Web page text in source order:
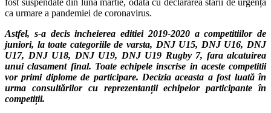
ca urmare a pandemiei de coronavirus.
Astfel, s-a decis incheierea editiei 2019-2020 a competitiilor de
juniori, la toate categoriile de varsta, DNJ U15, DNJ U16, DNJ
U17, DNJ U18, DNJ U19, DNJ U19 Rugby 7, fara alcatuirea
unui clasament final. Toate echipele inscrise in aceste competitii
vor primi diplome de participare. Decizia aceasta a fost luată în
urma consultărilor cu reprezentanții echipelor participante în
competiții.